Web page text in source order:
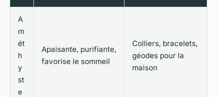
A
m
ét
h
y
st
e
Apaisante, purifiante,
favorise le sommeil
Colliers, bracelets,
géodes pour la
maison